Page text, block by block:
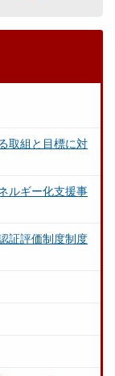
取組と目標に対
ルギー化支援事
証評価制度制度